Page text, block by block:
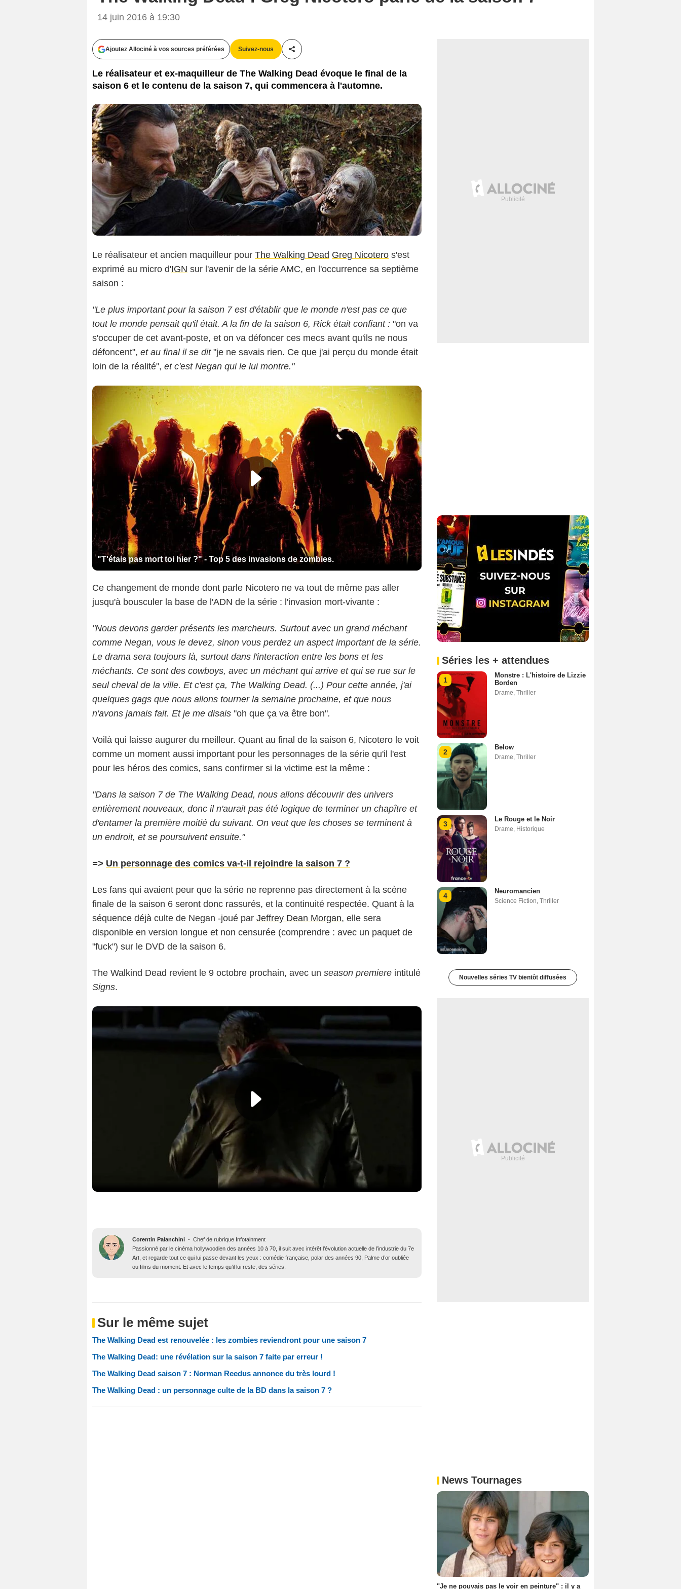
14 juin 2016 à 19:30
Ajoutez Allociné à vos sources préférées Suivez-nous
Partager cet article
Le réalisateur et ex-maquilleur de The Walking Dead évoque le final de la
saison 6 et le contenu de la saison 7, qui commencera à l'automne.
Le réalisateur et ancien maquilleur pour The Walking Dead Greg Nicotero s'est
exprimé au micro d'IGN sur l'avenir de la série AMC, en l'occurrence sa septième
saison :
"Le plus important pour la saison 7 est d'établir que le monde n'est pas ce que
tout le monde pensait qu'il était. A la fin de la saison 6, Rick était confiant : "on va
s'occuper de cet avant-poste, et on va défoncer ces mecs avant qu'ils ne nous
défoncent", et au final il se dit"je ne savais rien. Ce que j'ai perçu du monde était
loin de la réalité", et c'est Negan qui le lui montre."
"T'étais pas mort toi hier ?" - Top 5 des invasions de zombies.
Ce changement de monde dont parle Nicotero ne va tout de même pas aller
jusqu'à bousculer la base de l'ADN de la série : l'invasion mort-vivante :
"Nous devons garder présents les marcheurs. Surtout avec un grand méchant
comme Negan, vous le devez, sinon vous perdez un aspect important de la série.
Le drama sera toujours là, surtout dans l'interaction entre les bons et les
méchants. Ce sont des cowboys, avec un méchant qui arrive et qui se rue sur le
seul cheval de la ville. Et c'est ça, The Walking Dead. (...) Pour cette année, j'ai
quelques gags que nous allons tourner la semaine prochaine, et que nous
n'avons jamais fait. Et je me disais "oh que ça va être bon".
Voilà qui laisse augurer du meilleur. Quant au final de la saison 6, Nicotero le voit
comme un moment aussi important pour les personnages de la série qu'il l'est
pour les héros des comics, sans confirmer si la victime est la même :
"Dans la saison 7 de The Walking Dead, nous allons découvrir des univers
entièrement nouveaux, donc il n'aurait pas été logique de terminer un chapître et
d'entamer la première moitié du suivant. On veut que les choses se terminent à
un endroit, et se poursuivent ensuite."
=> Un personnage des comics va-t-il rejoindre la saison 7 ?
Les fans qui avaient peur que la série ne reprenne pas directement à la scène
finale de la saison 6 seront donc rassurés, et la continuité respectée. Quant à la
séquence déjà culte de Negan -joué par Jeffrey Dean Morgan, elle sera
disponible en version longue et non censurée (comprendre : avec un paquet de
"fuck") sur le DVD de la saison 6.
The Walkind Dead revient le 9 octobre prochain, avec un season premiere intitulé
Signs.
Corentin Palanchini - Chef de rubrique Infotainment
Passionné par le cinéma hollywoodien des années 10 à 70, il suit avec intérêt l’évolution actuelle de l’industrie du 7e
Art, et regarde tout ce qui lui passe devant les yeux : comédie française, polar des années 90, Palme d’or oubliée
ou films du moment. Et avec le temps qu’il lui reste, des séries.
Sur le même sujet
The Walking Dead est renouvelée : les zombies reviendront pour une saison 7
The Walking Dead: une révélation sur la saison 7 faite par erreur !
The Walking Dead saison 7 : Norman Reedus annonce du très lourd !
The Walking Dead : un personnage culte de la BD dans la saison 7 ?
Séries les + attendues
1
Monstre : L'histoire de Lizzie
Borden
Drame Thriller
2
Below
Drame Thriller
3
Le Rouge et le Noir
Drame Historique
4
Neuromancien
Science Fiction Thriller
Nouvelles séries TV bientôt diffusées
News Tournages
"Je ne pouvais pas le voir en peinture" : il y a